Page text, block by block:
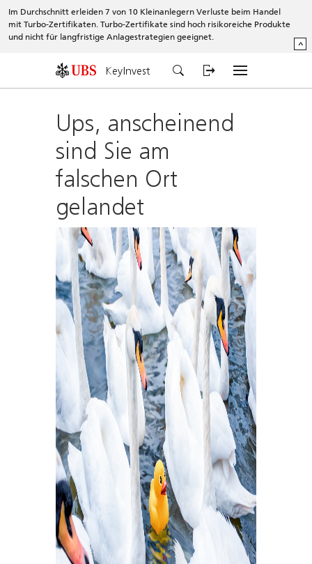
Im Durchschnitt erleiden 7 von 10 Kleinanlegern Verluste beim Handel
mit Turbo-Zertifikaten. Turbo-Zertifikate sind hoch risikoreiche Produkte
und nicht für langfristige Anlagestrategien geeignet.
^
KeyInvest
Ups, anscheinend
sind Sie am
falschen Ort
gelandet